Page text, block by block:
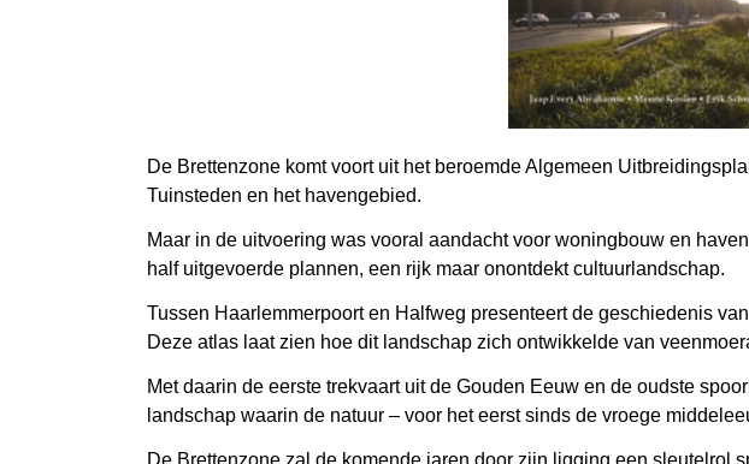
De Brettenzone komt voort uit het beroemde Algemeen
Tuinsteden en het havengebied.
Maar in de uitvoering was vooral aandacht voor woningbouw en
half uitgevoerde plannen, een rijk maar onontdekt cultuurlandschap.
Tussen Haarlemmerpoort en Halfweg presenteert de geschiedenis
Deze atlas laat zien hoe dit landschap zich ontwikkelde van
Met daarin de eerste trekvaart uit de Gouden Eeuw en de oudste
landschap waarin de natuur – voor het eerst sinds de vroege
De Brettenzone zal de komende jaren door zijn ligging een sleutelrol